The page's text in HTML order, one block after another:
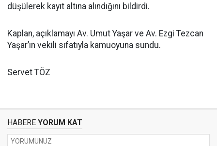
düşülerek kayıt altına alındığını bildirdi.
Kaplan, açıklamayı Av. Umut Yaşar ve Av. Ezgi Tezcan
Yaşar’ın vekili sıfatıyla kamuoyuna sundu.
Servet TÖZ
HABERE YORUM KAT